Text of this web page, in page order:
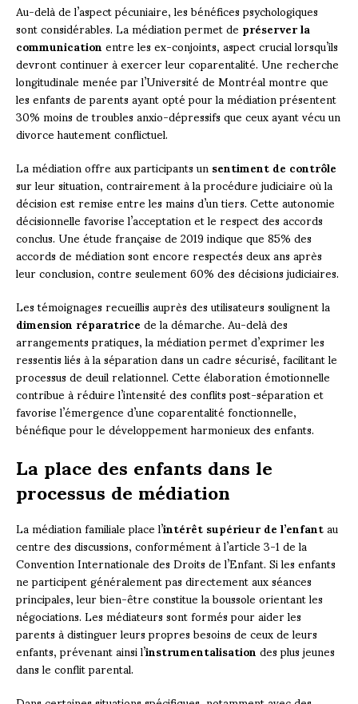
Au-delà de l’aspect pécuniaire, les bénéfices psychologiques
sont considérables. La médiation permet depréserver la
communicationentre les ex-conjoints, aspect crucial lorsqu’ils
devront continuer à exercer leur coparentalité. Une recherche
longitudinale menée par l’Université de Montréal montre que
les enfants de parents ayant opté pour la médiation présentent
30% moins de troubles anxio-dépressifs que ceux ayant vécu un
divorce hautement conflictuel.
La médiation offre aux participants unsentiment de contrôle
sur leur situation, contrairement à la procédure judiciaire où la
décision est remise entre les mains d’un tiers. Cette autonomie
décisionnelle favorise l’acceptation et le respect des accords
conclus. Une étude française de 2019 indique que 85% des
accords de médiation sont encore respectés deux ans après
leur conclusion, contre seulement 60% des décisions judiciaires.
Les témoignages recueillis auprès des utilisateurs soulignent la
dimension réparatricede la démarche. Au-delà des
arrangements pratiques, la médiation permet d’exprimer les
ressentis liés à la séparation dans un cadre sécurisé, facilitant le
processus de deuil relationnel. Cette élaboration émotionnelle
contribue à réduire l’intensité des conflits post-séparation et
favorise l’émergence d’une coparentalité fonctionnelle,
bénéfique pour le développement harmonieux des enfants.
La place des enfants dans le
processus de médiation
La médiation familiale place l’intérêt supérieur de l’enfantau
centre des discussions, conformément à l’article 3-1 de la
Convention Internationale des Droits de l’Enfant. Si les enfants
ne participent généralement pas directement aux séances
principales, leur bien-être constitue la boussole orientant les
négociations. Les médiateurs sont formés pour aider les
parents à distinguer leurs propres besoins de ceux de leurs
enfants, prévenant ainsi l’instrumentalisationdes plus jeunes
dans le conflit parental.